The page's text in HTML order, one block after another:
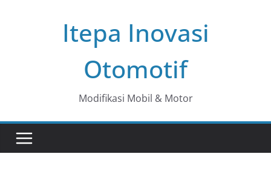
Itepa Inovasi
Otomotif
Modifikasi Mobil & Motor